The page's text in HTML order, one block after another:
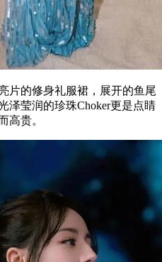
的修身礼服裙，展开的鱼尾
泽莹润的珍珠Choker更是点睛
高贵。